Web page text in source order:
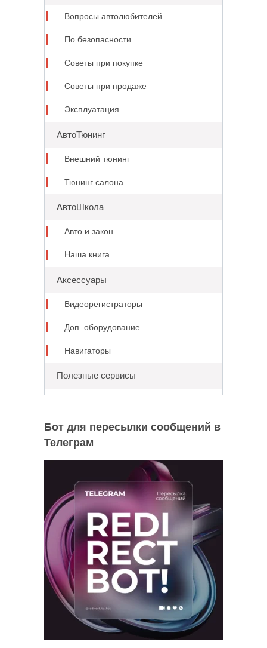
Вопросы автолюбителей
По безопасности
Советы при покупке
Советы при продаже
Эксплуатация
АвтоТюнинг
Внешний тюнинг
Тюнинг салона
АвтоШкола
Авто и закон
Наша книга
Аксессуары
Видеорегистраторы
Доп. оборудование
Навигаторы
Полезные сервисы
Бот для пересылки сообщений в
Телеграм